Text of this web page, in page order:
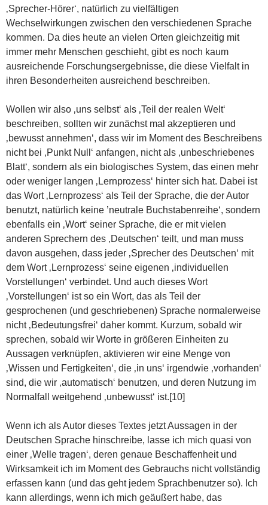
‚Sprecher-Hörer‘, natürlich zu vielfältigen
Wechselwirkungen zwischen den verschiedenen Sprache
kommen. Da dies heute an vielen Orten gleichzeitig mit
immer mehr Menschen geschieht, gibt es noch kaum
ausreichende Forschungsergebnisse, die diese Vielfalt in
ihren Besonderheiten ausreichend beschreiben.
Wollen wir also ‚uns selbst‘ als ‚Teil der realen Welt‘
beschreiben, sollten wir zunächst mal akzeptieren und
‚bewusst annehmen‘, dass wir im Moment des Beschreibens
nicht bei ‚Punkt Null‘ anfangen, nicht als ‚unbeschriebenes
Blatt‘, sondern als ein biologisches System, das einen mehr
oder weniger langen ‚Lernprozess‘ hinter sich hat. Dabei ist
das Wort ‚Lernprozess‘ als Teil der Sprache, die der Autor
benutzt, natürlich keine ’neutrale Buchstabenreihe‘, sondern
ebenfalls ein ‚Wort‘ seiner Sprache, die er mit vielen
anderen Sprechern des ‚Deutschen‘ teilt, und man muss
davon ausgehen, dass jeder ‚Sprecher des Deutschen‘ mit
dem Wort ‚Lernprozess‘ seine eigenen ‚individuellen
Vorstellungen‘ verbindet. Und auch dieses Wort
‚Vorstellungen‘ ist so ein Wort, das als Teil der
gesprochenen (und geschriebenen) Sprache normalerweise
nicht ‚Bedeutungsfrei‘ daher kommt. Kurzum, sobald wir
sprechen, sobald wir Worte in größeren Einheiten zu
Aussagen verknüpfen, aktivieren wir eine Menge von
‚Wissen und Fertigkeiten‘, die ‚in uns‘ irgendwie ‚vorhanden‘
sind, die wir ‚automatisch‘ benutzen, und deren Nutzung im
Normalfall weitgehend ‚unbewusst‘ ist.[10]
Wenn ich als Autor dieses Textes jetzt Aussagen in der
Deutschen Sprache hinschreibe, lasse ich mich quasi von
einer ‚Welle tragen‘, deren genaue Beschaffenheit und
Wirksamkeit ich im Moment des Gebrauchs nicht vollständig
erfassen kann (und das geht jedem Sprachbenutzer so). Ich
kann allerdings, wenn ich mich geäußert habe, das